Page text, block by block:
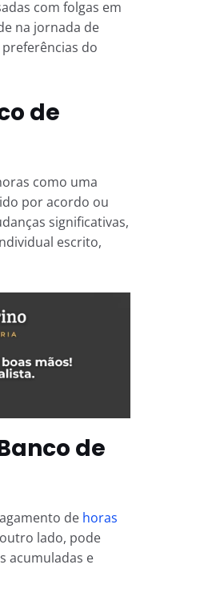
com folgas em
na jornada de
do
de
como uma
por acordo ou
significativas,
escrito,
de
de horas
lado, pode
acumuladas e